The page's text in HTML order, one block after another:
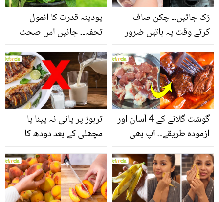
پودینہ قدرت کا انمول
تحفہ۔۔ جانیں اس صحت
انگیز طبی فوائد
رُک جائیں۔۔ چکن صاف
کرتے وقت یہ باتیں ضرور
تربوز پر پانی نہ پینا یا
مچھلی کے بعد دودھ کا
سے متعلق غلط فہمیوں کی
حقیقت کیا ہے اور افواہ
کیا؟
گوشت گلانے کے 4 آسان اور
آزمودہ طریقے۔۔ آپ بھی
بتائے راز